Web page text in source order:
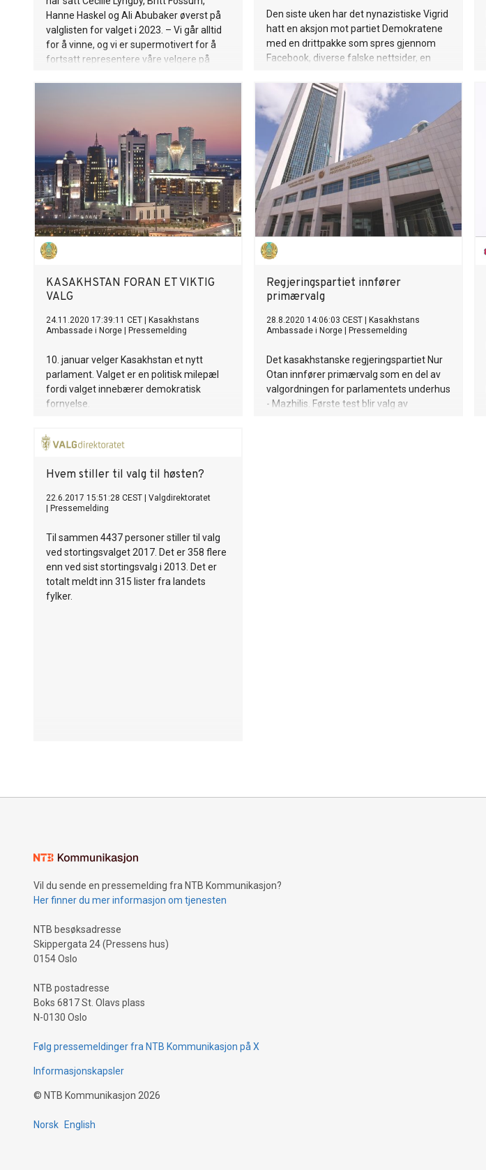
Hanne Haskel og Ali Abubaker øverst på
valglisten for valget i 2023. – Vi går alltid
for å vinne, og vi er supermotivert for å
fortsatt representere våre velgere på
Den siste uken har det nynazistiske Vigrid
hatt en aksjon mot partiet Demokratene
med en drittpakke som spres gjennom
Facebook, diverse falske nettsider, en
direkte til politiske aktører. Aksjonen skjer
i samarbeid med den ekskluderte
svindleren Kim Steinar Kjerner Strømberg
og miljøet rundt Hans Jørgen Lysglimt
Johansen som leder enmannspartiet
Alliansen.
KASAKHSTAN FORAN ET VIKTIG
VALG
24.11.2020 17:39:11 CET
Kasakhstans
Ambassade i Norge
Pressemelding
10. januar velger Kasakhstan et nytt
parlament. Valget er en politisk milepæl
fordi valget innebærer demokratisk
fornyelse.
Regjeringspartiet innfører
primærvalg
28.8.2020 14:06:03 CEST
Kasakhstans
Ambassade i Norge
Pressemelding
Det kasakhstanske regjeringspartiet Nur
Otan innfører primærvalg som en del av
valgordningen for parlamentets underhus
- Mazhilis. Første test blir valg av
Hvem stiller til valg til høsten?
22.6.2017 15:51:28 CEST
Valgdirektoratet
Pressemelding
Til sammen 4437 personer stiller til valg
ved stortingsvalget 2017. Det er 358 flere
enn ved sist stortingsvalg i 2013. Det er
totalt meldt inn 315 lister fra landets
fylker.
Vil du sende en pressemelding fra NTB Kommunikasjon?
Her finner du mer informasjon om tjenesten
NTB besøksadresse
Skippergata 24 (Pressens hus)
0154 Oslo
NTB postadresse
Boks 6817 St. Olavs plass
N-0130 Oslo
Følg pressemeldinger fra NTB Kommunikasjon på X
Informasjonskapsler
© NTB Kommunikasjon 2026
Norsk English